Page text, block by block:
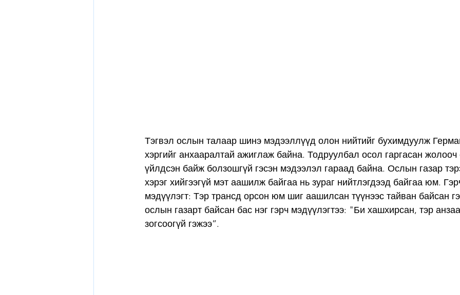
Тэгвэл ослын талаар шинэ мэдээллүүд олон нийтийг бухимдуулж
хэргийг анхааралтай ажиглаж байна. Тодруулбал осол гаргасан
үйлдсэн байж болзошгүй гэсэн мэдээлэл гараад байна. Ослын газар
хэрэг хийгээгүй мэт аашилж байгаа нь зураг нийтлэгдээд байгаа юм.
мэдүүлэгт: Тэр трансд орсон юм шиг аашилсан түүнээс тайван байсан
ослын газарт байсан бас нэг гэрч мэдүүлэгтээ: "Би хашхирсан, тэр
зогсоогүй гэжээ”.